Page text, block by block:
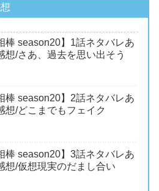
棒 season20】1話ネタバレあ
想/さあ、過去を思い出そう
棒 season20】2話ネタバレあ
想/どこまでもフェイク
棒 season20】3話ネタバレあ
想/仮想現実のだまし合い